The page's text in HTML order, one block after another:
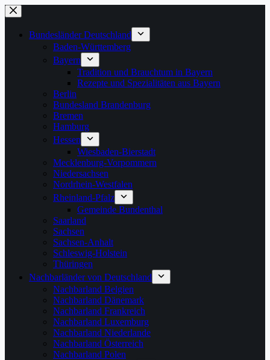
Zum
Inhalt
springenBundesländer Deutschland
Baden-Württemberg
Bayern
Tradition und Brauchtum in Bayern
Rezepte und Spezialitäten aus Bayern
Berlin
Bundesland Brandenburg
Bremen
Hamburg
Hessen
Wiesbaden-Bierstadt
Mecklenburg-Vorpommern
Niedersachsen
Nordrhein-Westfalen
Rheinland-Pfalz
Gemeinde Bundenthal
Saarland
Sachsen
Sachsen-Anhalt
Schleswig-Holstein
Thüringen
Nachbarländer von Deutschland
Nachbarland Belgien
Nachbarland Dänemark
Nachbarland Frankreich
Nachbarland Luxemburg
Nachbarland Niederlande
Nachbarland Österreich
Nachbarland Polen